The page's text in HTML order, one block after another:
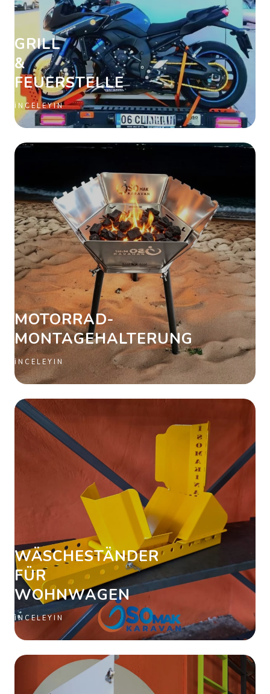
GRILL
&
FEUERSTELLE
İNCELEYIN
MOTORRAD-
MONTAGEHALTERUNG
İNCELEYIN
WÄSCHESTÄNDER
FÜR
WOHNWAGEN
İNCELEYIN